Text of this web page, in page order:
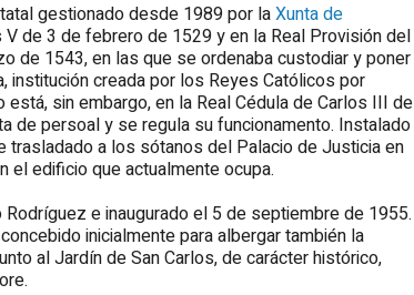
gestionado desde 1989 por laXunta de
de 3 de febrero de 1529 y en la Real Provisión del
de 1543, en las que se ordenaba custodiar y poner
institución creada por los Reyes Católicos por
sin embargo, en la Real Cédula de Carlos III de
de persoal y se regula su funcionamento. Instalado
trasladado a los sótanos del Palacio de Justicia en
el edificio que actualmente ocupa.
Rodríguez e inaugurado el 5 de septiembre de 1955.
inicialmente para albergar también la
al Jardín de San Carlos, de carácter histórico,